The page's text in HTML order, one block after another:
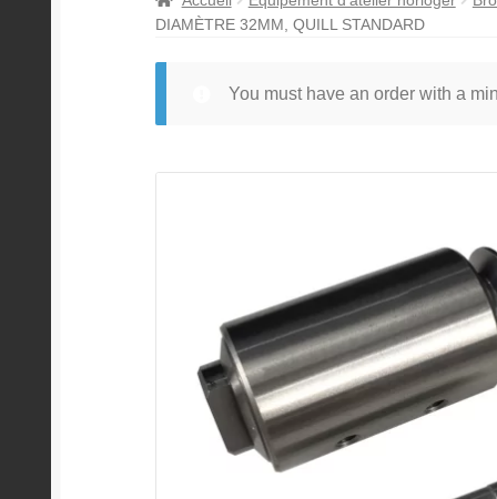
DIAMÈTRE 32MM, QUILL STANDARD
You must have an order with a